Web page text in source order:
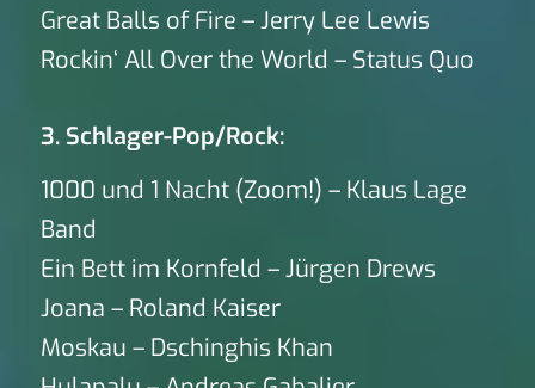
Great Balls of Fire – Jerry Lee Lewis
Rockin‘ All Over the World – Status Quo
3. Schlager-Pop/Rock:
1000 und 1 Nacht (Zoom!) – Klaus Lage
Band
Ein Bett im Kornfeld – Jürgen Drews
Joana – Roland Kaiser
Moskau – Dschinghis Khan